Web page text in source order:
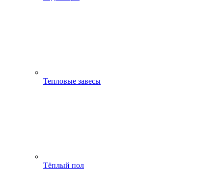
Тепловые завесы
Тёплый пол